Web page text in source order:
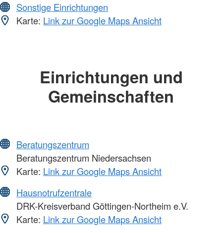
Sonstige Einrichtungen
Karte: Link zur Google Maps Ansicht
Einrichtungen und
Gemeinschaften
Beratungszentrum
Beratungszentrum Niedersachsen
Karte: Link zur Google Maps Ansicht
Hausnotrufzentrale
DRK-Kreisverband Göttingen-Northeim e.V.
Karte: Link zur Google Maps Ansicht